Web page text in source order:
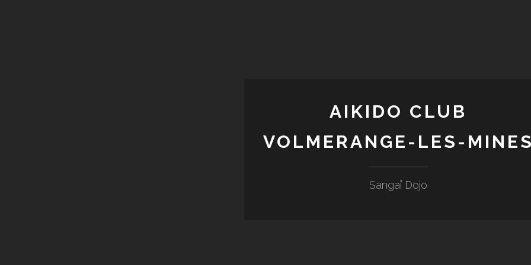
AIKIDO CLUB
VOLMERANGE-LES-
Sangaï Dojo